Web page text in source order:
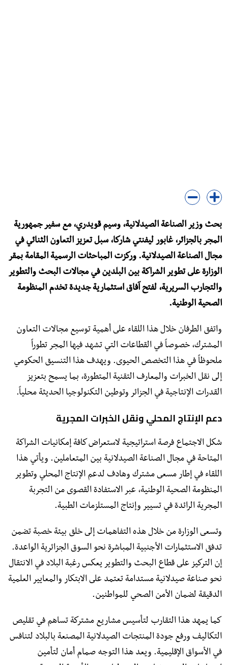
بحث وزير الصناعة الصيدلانية، وسيم قويدري، مع سفير جمهورية
المجر بالجزائر، غابور ليفنتي شاركا، سبل تعزيز التعاون الثنائي في
مجال الصناعة الصيدلانية. وركزت المباحثات الرسمية المقامة بمقر
الوزارة على تطوير الشراكة بين البلدين في مجالات البحث والتطوير
والتجارب السريرية، لفتح آفاق استثمارية جديدة تخدم المنظومة
الصحية الوطنية.
واتفق الطرفان خلال هذا اللقاء على أهمية توسيع مجالات التعاون
المشترك، خصوصاً في القطاعات التي تشهد فيها المجر تطوراً
ملحوظاً في هذا التخصص الحيوى. ويهدف هذا التنسيق الحكومي
إلى نقل الخبرات والمعارف التقنية المتطورة، بما يسمح بتعزيز
القدرات الإنتاجية في الجزائر وتوطين التكنولوجيا الحديثة محلياً.
دعم الإنتاج المحلي ونقل الخبرات المجرية
شكل الاجتماع فرصة استراتيجية لاستعراض كافة إمكانيات الشراكة
المتاحة في مجال الصناعة الصيدلانية بين المتعاملين. ويأتي هذا
اللقاء في إطار مسعى مشترك وهادف لدعم الإنتاج المحلي وتطوير
المنظومة الصحية الوطنية، عبر الاستفادة القصوى من التجربة
المجرية الرائدة في تسيير وإنتاج المستلزمات الطبية.
وتسعى الوزارة من خلال هذه التفاهمات إلى خلق بيئة خصبة تضمن
تدفق الاستثمارات الأجنبية المباشرة نحو السوق الجزائرية الواعدة.
إن التركيز على قطاع البحث والتطوير يعكس رغبة البلاد في الانتقال
نحو صناعة صيدلانية مستدامة تعتمد على الابتكار والمعايير العلمية
الدقيقة لضمان الأمن الصحي للمواطنين.
كما يمهد هذا التقارب لتأسيس مشاريع مشتركة تساهم في تقليص
التكاليف ورفع جودة المنتجات الصيدلانية المصنعة بالبلاد لتنافس
في الأسواق الإقليمية. ويعد هذا التوجه صمام أمان لتأمين